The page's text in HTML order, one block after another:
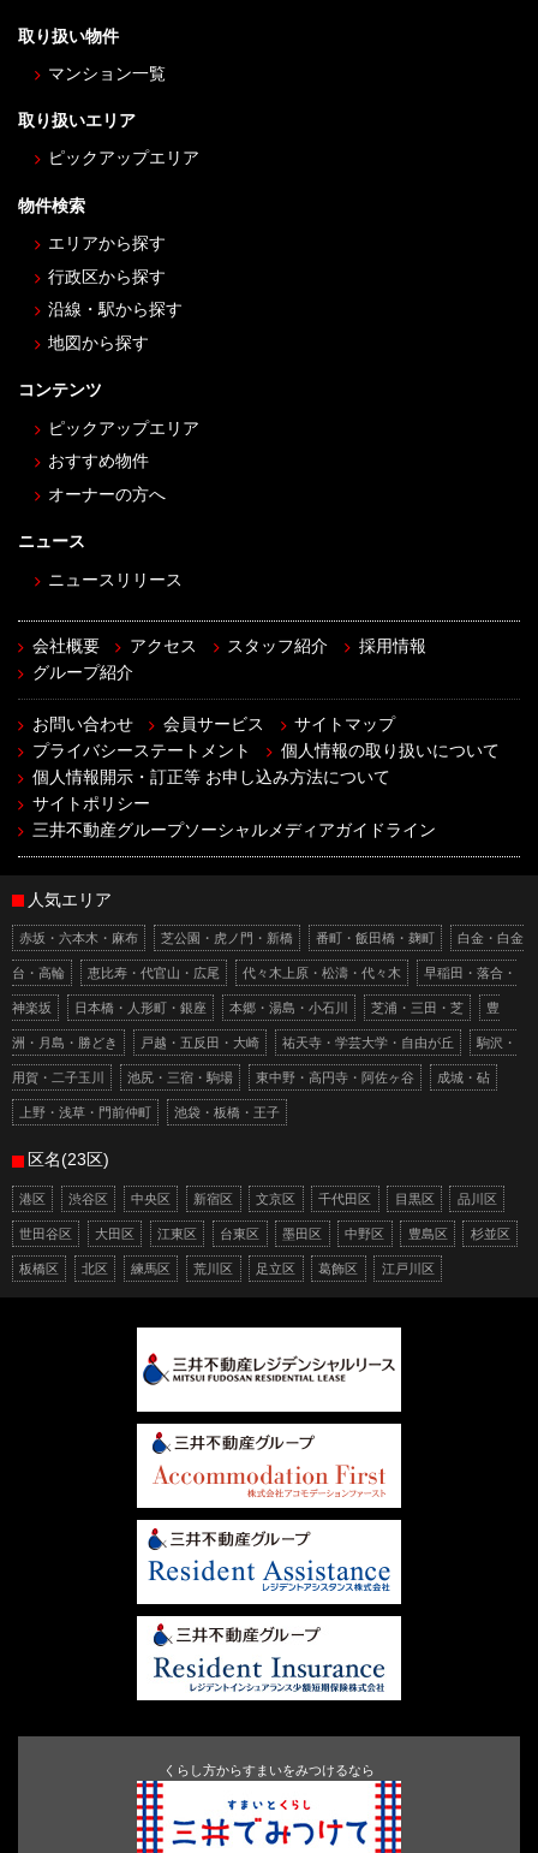
取り扱い物件
マンション一覧
取り扱いエリア
ピックアップエリア
物件検索
エリアから探す
行政区から探す
沿線・駅から探す
地図から探す
コンテンツ
ピックアップエリア
おすすめ物件
オーナーの方へ
ニュース
ニュースリリース
会社概要 アクセス スタッフ紹介
採用情報
グループ紹介
お問い合わせ 会員サービス
サイトマップ
プライバシーステートメント
個人情報の取り扱いについて
個人情報開示・訂正等 お申し込み方法について
サイトポリシー
三井不動産グループソーシャルメディアガイドライン
人気エリア
赤坂・六本木・麻布 芝公園・虎ノ門・新橋 番町・飯田橋・麹町 白金・白金
台・高輪 恵比寿・代官山・広尾 代々木上原・松濤・代々木 早稲田・落合・
神楽坂 日本橋・人形町・銀座 本郷・湯島・小石川 芝浦・三田・芝 豊
洲・月島・勝どき 戸越・五反田・大崎 祐天寺・学芸大学・自由が丘 駒沢・
用賀・二子玉川 池尻・三宿・駒場 東中野・高円寺・阿佐ヶ谷 成城・砧
上野・浅草・門前仲町 池袋・板橋・王子
区名(23区)
港区 渋谷区 中央区 新宿区 文京区 千代田区 目黒区 品川区
世田谷区 大田区 江東区 台東区 墨田区 中野区 豊島区 杉並区
板橋区 北区 練馬区 荒川区 足立区 葛飾区 江戸川区
くらし方からすまいをみつけるなら